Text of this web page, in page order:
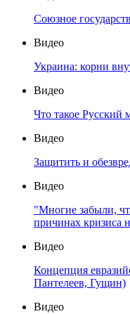
Союзное
Видео
Украина: корни
Видео
Что такое Русский
Видео
Защитить и
Видео
"Многие забыли,
причинах кризиса
Видео
Концепция
Пантелеев, Гущин)
Видео